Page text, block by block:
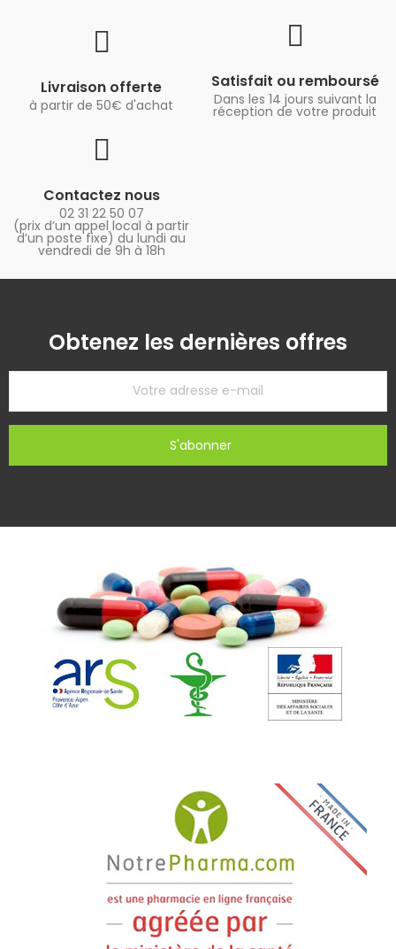
Livraison offerte
à partir de 50€ d'achat
Satisfait ou remboursé
Dans les 14 jours suivant la
réception de votre produit
Contactez nous
02 31 22 50 07
(prix d’un appel local à partir
d’un poste fixe) du lundi au
vendredi de 9h à 18h
Obtenez les dernières offres
S'abonner